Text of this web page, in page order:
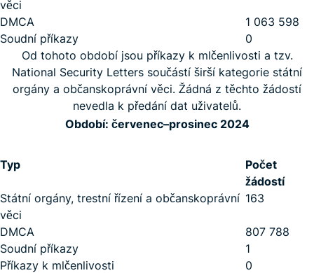
věci
DMCA
1 063 598
Soudní příkazy
0
Od tohoto období jsou příkazy k mlčenlivosti a tzv.
National Security Letters součástí širší kategorie státní
orgány a občanskoprávní věci. Žádná z těchto žádostí
nevedla k předání dat uživatelů.
Období: červenec–prosinec 2024
Typ
Počet
žádostí
Státní orgány, trestní řízení a občanskoprávní
věci
163
DMCA
807 788
Soudní příkazy
1
Příkazy k mlčenlivosti
0